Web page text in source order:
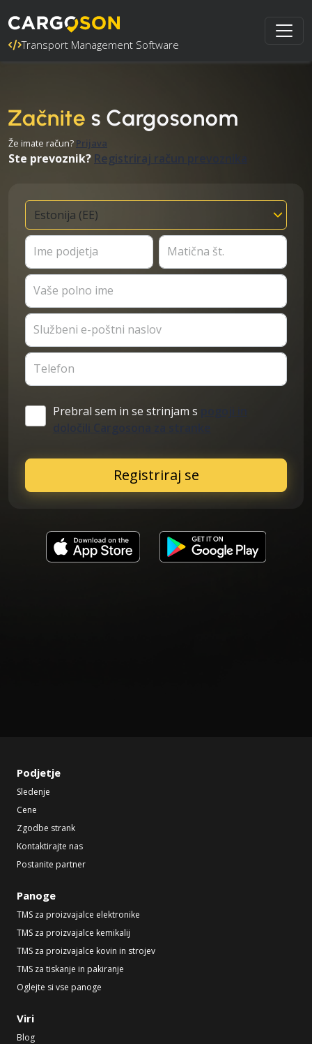
Transport Management Software
Začnite s Cargosonom
Že imate račun? Prijava
Ste prevoznik? Registriraj račun prevoznika
Ime podjetja Matična št.
Vaše polno ime
Službeni e-poštni naslov
Telefon
Prebral sem in se strinjam s
Registriraj se
Podjetje
Sledenje
Cene
Zgodbe strank
Kontaktirajte nas
Postanite partner
Panoge
TMS za proizvajalce elektronike
TMS za proizvajalce kemikalij
TMS za proizvajalce kovin in strojev
TMS za tiskanje in pakiranje
Oglejte si vse panoge
Viri
Blog